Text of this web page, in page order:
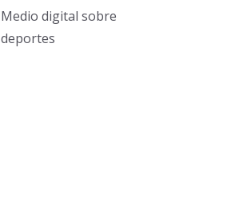
Medio digital sobre
deportes